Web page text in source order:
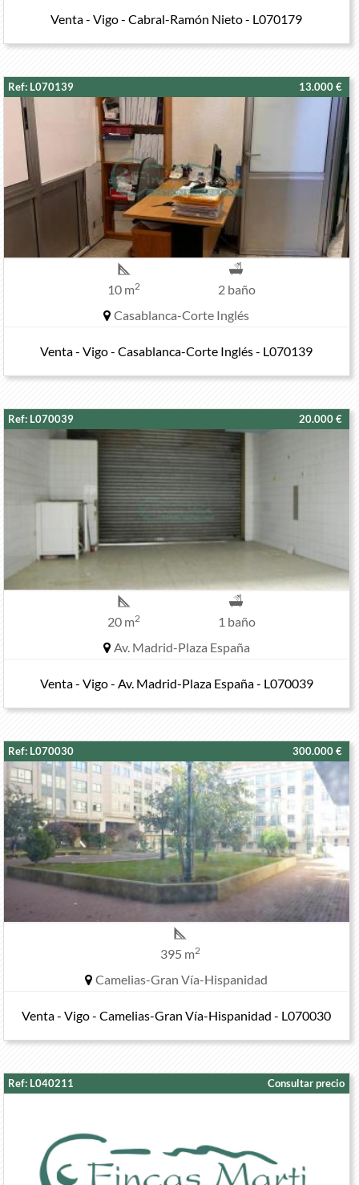
Venta - Vigo - Cabral-Ramón Nieto - L070179
Ref: L070139 13.000 €
10 m2
2 baño
Casablanca-Corte Inglés
Venta - Vigo - Casablanca-Corte Inglés - L070139
Ref: L070039 20.000 €
20 m2
1 baño
Av. Madrid-Plaza España
Venta - Vigo - Av. Madrid-Plaza España - L070039
Ref: L070030 300.000 €
395 m2
Camelias-Gran Vía-Hispanidad
Venta - Vigo - Camelias-Gran Vía-Hispanidad - L070030
Ref: L040211 Consultar precio